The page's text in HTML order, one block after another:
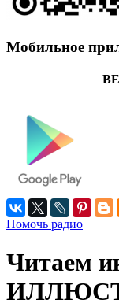
Мобильное
Помочь радио
Читаем